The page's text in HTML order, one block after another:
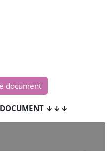
document
↓↓↓